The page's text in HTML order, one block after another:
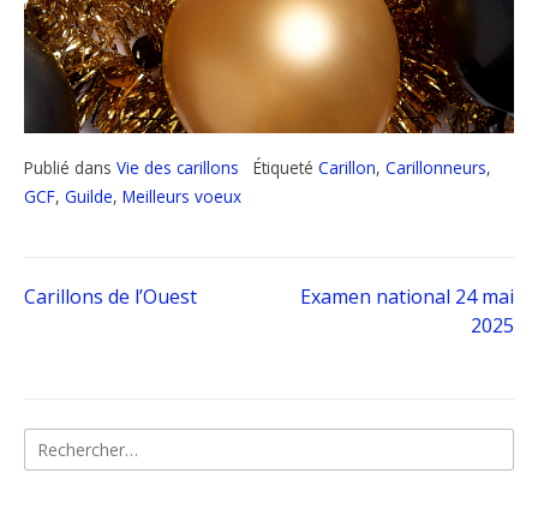
Publié dans Vie des carillons Étiqueté Carillon, Carillonneurs,
GCF, Guilde, Meilleurs voeux
Navigation
l’article
Carillons de l’Ouest
Examen national 24 mai
2025
Rechercher :